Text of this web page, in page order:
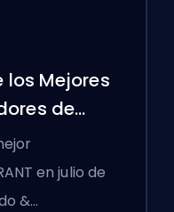
los Mejores
de
en julio de
&…